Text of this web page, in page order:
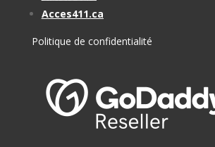
Acces411.ca
Politique de confidentialité